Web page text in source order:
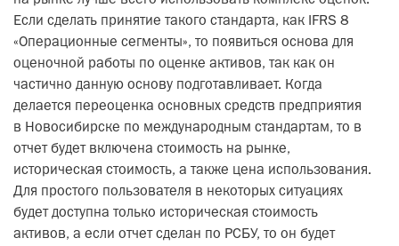
Если сделать принятие такого стандарта, как IFRS 8
«Операционные сегменты», то появиться основа для
оценочной работы по оценке активов, так как он
частично данную основу подготавливает. Когда
делается переоценка основных средств предприятия
в Новосибирске по международным стандартам, то в
отчет будет включена стоимость на рынке,
историческая стоимость, а также цена использования.
Для простого пользователя в некоторых ситуациях
будет доступна только историческая стоимость
активов, а если отчет сделан по РСБУ, то он будет